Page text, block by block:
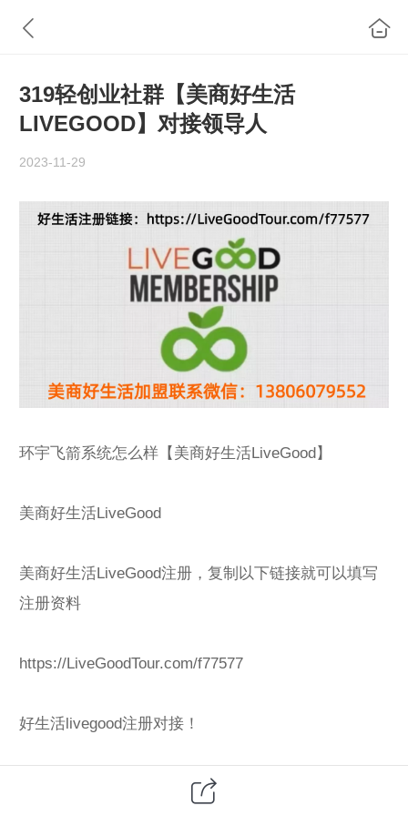
319轻创业社群【美商好生活
LIVEGOOD】对接领导人
2023-11-29
环宇飞箭系统怎么样【美商好生活LiveGood】
美商好生活LiveGood
美商好生活LiveGood注册，复制以下链接就可以填写
注册资料
https://LiveGoodTour.com/f77577
好生活livegood注册对接！
欢迎了解美商好生活！一手对接、全程指导、系统化